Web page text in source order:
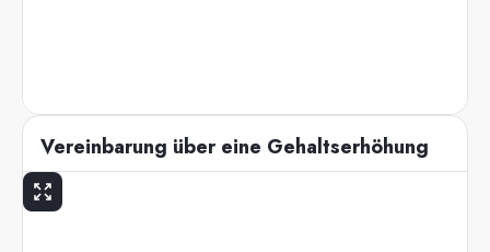
Vereinbarung über eine Gehaltserhöhung